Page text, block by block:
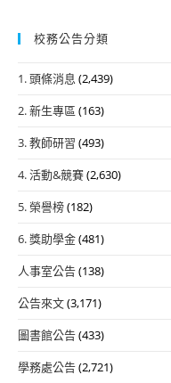
校務公告分類
1. 頭條消息 (2,439)
2. 新生專區 (163)
3. 教師研習 (493)
4. 活動&競賽(2,630)
5. 榮譽榜(182)
6. 獎助學金(481)
人事室公告(138)
公告來文(3,171)
圖書館公告(433)
學務處公告(2,721)